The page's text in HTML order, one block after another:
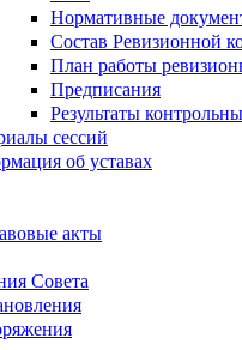
Нормативные
Состав Ревизионной
План работы
Предписания
Результаты
сессий
об уставах
акты
Совета